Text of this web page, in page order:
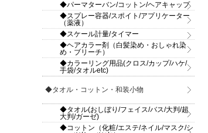
◆パーマターバン/コットン/ヘアキャップ
◆スプレー容器/スポイト/アプリケーター
（薬液）
◆スケール計量/タイマー
◆ヘアカラー剤（白髪染め・おしゃれ染
め・ブリーチ）
◆カラーリング用品(クロス/カップ/ハケ/
手袋/タオルetc)
◆タオル・コットン・和装小物
◆タオル(おしぼり/フェイス/バス/大判/超
大判/ガーゼ)
◆コットン（化粧/エステ/ネイル/マスク/シ